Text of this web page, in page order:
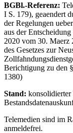
BGBl.-Referenz:
I S. 179), geaendert
der Regelungen
aus der
2020 vom 30.
des Gesetzes zur
Berichtigung zu den
1380)
Stand:
Telemedien sind im
anmeldefrei.